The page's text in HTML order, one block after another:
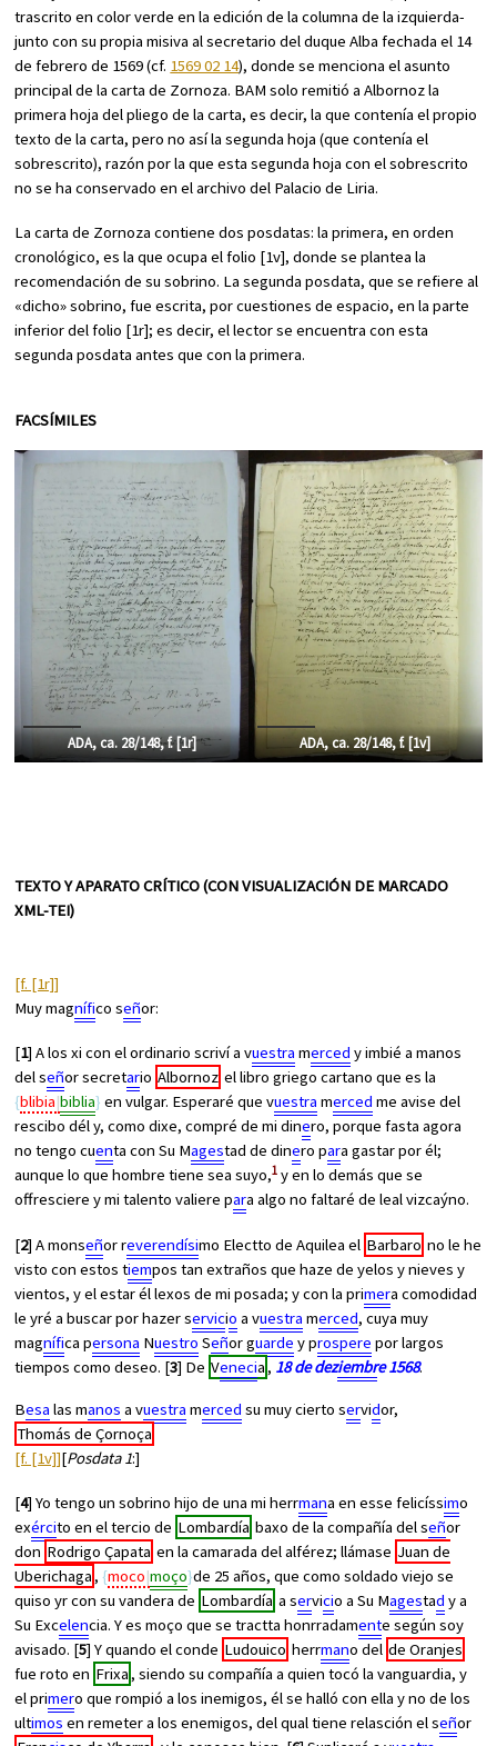
trascrito en color verde en la edición de la columna de la izquierda-
junto con su propia misiva al secretario del duque Alba fechada el 14
de febrero de 1569 (cf. 1569 02 14), donde se menciona el asunto
principal de la carta de Zornoza. BAM solo remitió a Albornoz la
primera hoja del pliego de la carta, es decir, la que contenía el propio
texto de la carta, pero no así la segunda hoja (que contenía el
sobrescrito), razón por la que esta segunda hoja con el sobrescrito
no se ha conservado en el archivo del Palacio de Liria.
La carta de Zornoza contiene dos posdatas: la primera, en orden
cronológico, es la que ocupa el folio [1v], donde se plantea la
recomendación de su sobrino. La segunda posdata, que se refiere al
«dicho» sobrino, fue escrita, por cuestiones de espacio, en la parte
inferior del folio [1r]; es decir, el lector se encuentra con esta
segunda posdata antes que con la primera.
FACSÍMILES
ADA, ca. 28/148, f. [1r] ADA, ca. 28/148, f. [1v]
TEXTO Y APARATO CRÍTICO (CON VISUALIZACIÓN DE MARCADO
XML-TEI)
[f. [1r]]
Muy magnífico señor:
[1] A los xi con el ordinario scriví a vuestra merced y imbié a manos
del señor secretario Albornoz el libro griego cartano que es la
blibia biblia en vulgar. Esperaré que vuestra merced me avise del
rescibo dél y, como dixe, compré de mi dinero, porque fasta agora
no tengo cuenta con Su Magestad de dinero para gastar por él;
aunque lo que hombre tiene sea suyo,1 y en lo demás que se
offresciere y mi talento valiere para algo no faltaré de leal vizcaýno.
[2] A monseñor reverendísimo Electto de Aquilea el Barbaro no le he
visto con estos tiempos tan extraños que haze de yelos y nieves y
vientos, y el estar él lexos de mi posada; y con la primera comodidad
le yré a buscar por hazer servicio a vuestra merced, cuya muy
magnífica persona Nuestro Señor guarde y prospere por largos
tiempos como deseo. [3] De Venecia, 18 de deziembre 1568.
Besa las manos a vuestra merced su muy cierto servidor,
Thomás de Çornoça
[f. [1v]][Posdata 1:]
[4] Yo tengo un sobrino hijo de una mi herrmana en esse felicíssimo
exército en el tercio de Lombardía baxo de la compañía del señor
don Rodrigo Çapata en la camarada del alférez; llámase Juan de
Uberichaga, moco moço de 25 años, que como soldado viejo se
quiso yr con su vandera de Lombardía a servicio a Su Magestad y a
Su Excelencia. Y es moço que se tractta honrradamente según soy
avisado. [5] Y quando el conde Ludouico herrmano del de Oranjes
fue roto en Frixa, siendo su compañía a quien tocó la vanguardia, y
el primero que rompió a los inemigos, él se halló con ella y no de los
ultimos en remeter a los enemigos, del qual tiene relasción el señor